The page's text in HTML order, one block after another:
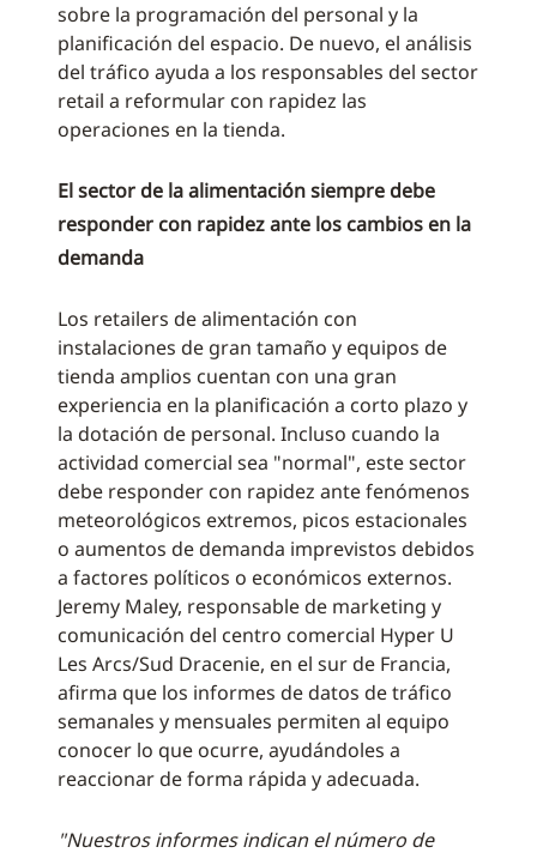
sobre la programación del personal y la
planificación del espacio. De nuevo, el análisis
del tráfico ayuda a los responsables del sector
retail a reformular con rapidez las
operaciones en la tienda.
El sector de la alimentación siempre debe
responder con rapidez ante los cambios en la
demanda
Los retailers de alimentación con
instalaciones de gran tamaño y equipos de
tienda amplios cuentan con una gran
experiencia en la planificación a corto plazo y
la dotación de personal. Incluso cuando la
actividad comercial sea "normal", este sector
debe responder con rapidez ante fenómenos
meteorológicos extremos, picos estacionales
o aumentos de demanda imprevistos debidos
a factores políticos o económicos externos.
Jeremy Maley, responsable de marketing y
comunicación del centro comercial Hyper U
Les Arcs/Sud Dracenie, en el sur de Francia,
afirma que los informes de datos de tráfico
semanales y mensuales permiten al equipo
conocer lo que ocurre, ayudándoles a
reaccionar de forma rápida y adecuada.
"Nuestros informes indican el número de